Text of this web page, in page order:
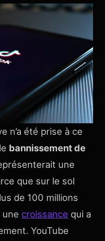
n’a été prise à ce
bannissement de
une
que sur le sol
de 100 millions
une croissance qui a
YouTube